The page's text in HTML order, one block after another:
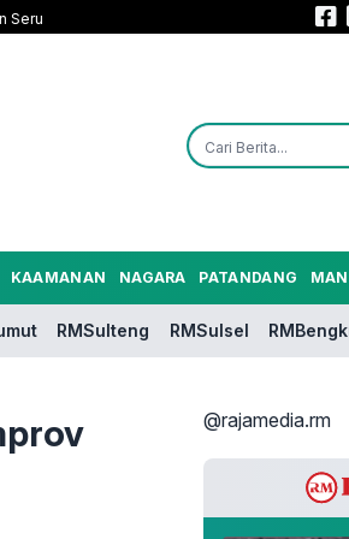
Seru Bungkam
KAAMANAN NAGARA PATANDANG
RMSulteng RMSulsel
@rajamedia.rm